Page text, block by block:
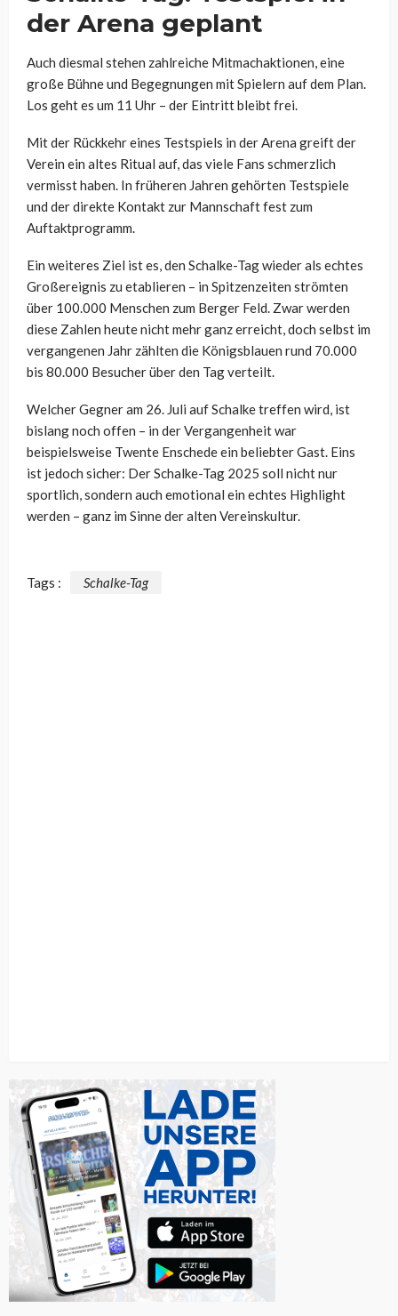
der Arena geplant
Auch diesmal stehen zahlreiche Mitmachaktionen, eine
große Bühne und Begegnungen mit Spielern auf dem Plan.
Los geht es um 11 Uhr – der Eintritt bleibt frei.
Mit der Rückkehr eines Testspiels in der Arena greift der
Verein ein altes Ritual auf, das viele Fans schmerzlich
vermisst haben. In früheren Jahren gehörten Testspiele
und der direkte Kontakt zur Mannschaft fest zum
Auftaktprogramm.
Ein weiteres Ziel ist es, den Schalke-Tag wieder als echtes
Großereignis zu etablieren – in Spitzenzeiten strömten
über 100.000 Menschen zum Berger Feld. Zwar werden
diese Zahlen heute nicht mehr ganz erreicht, doch selbst im
vergangenen Jahr zählten die Königsblauen rund 70.000
bis 80.000 Besucher über den Tag verteilt.
Welcher Gegner am 26. Juli auf Schalke treffen wird, ist
bislang noch offen – in der Vergangenheit war
beispielsweise Twente Enschede ein beliebter Gast. Eins
ist jedoch sicher: Der Schalke-Tag 2025 soll nicht nur
sportlich, sondern auch emotional ein echtes Highlight
werden – ganz im Sinne der alten Vereinskultur.
Tags : Schalke-Tag